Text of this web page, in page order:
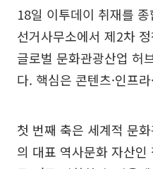
18일 이투데이 취재를
선거사무소에서 제2차
글로벌 문화관광산업 허
다. 핵심은 콘텐츠·인프
첫 번째 축은 세계적 문
의 대표 역사문화 자산